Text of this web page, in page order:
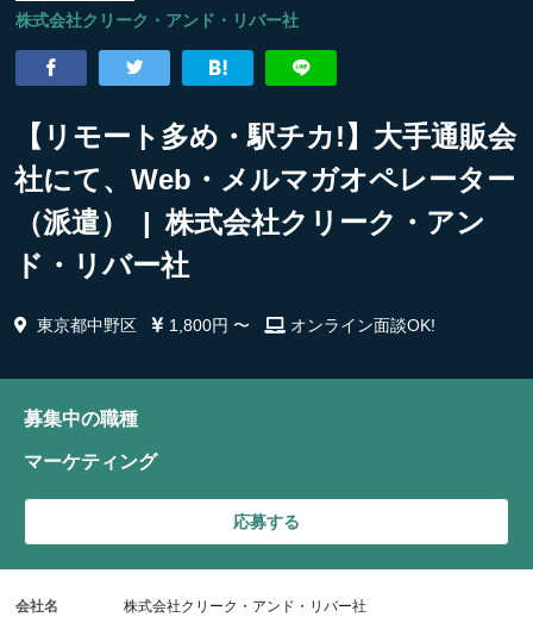
株式会社クリーク・アンド・リバー社
【リモート多め・駅チカ!】大手通販会
社にて、Web・メルマガオペレーター
（派遣） | 株式会社クリーク・アン
ド・リバー社
東京都中野区 1,800円 〜 オンライン面談OK!
募集中の職種
マーケティング
応募する
会社名 株式会社クリーク・アンド・リバー社